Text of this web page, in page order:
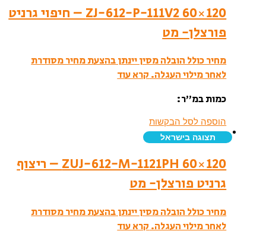
ZJ-612-P-111V2 60×120 – חיפוי גרניט
פורצלן- מט
מחיר כולל הובלה מסין יינתן בהצעת מחיר מסודרת
לאחר מילוי העגלה.קרא עוד
כמות במ”ר:
הוספה לסל הבקשות
תצוגה בישראל
ZUJ-612-M-1121PH 60×120 – ריצוף
גרניט פורצלן- מט
מחיר כולל הובלה מסין יינתן בהצעת מחיר מסודרת
לאחר מילוי העגלה. קרא עוד